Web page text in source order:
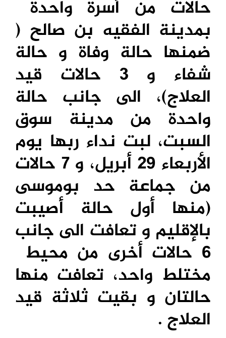
حالات من أسرة واحدة
بمدينة الفقيه بن صالح (
ضمنها حالة وفاة و حالة
شفاء و 3 حالات قيد
العلاج)، الى جانب حالة
واحدة من مدينة سوق
السبت، لبت نداء ربها يوم
الأربعاء 29 أبريل، و 7 حالات
من جماعة حد بوموسى
(منها أول حالة أصيبت
بالإقليم و تعافت الى جانب
6 حالات أخرى من محيط
مختلط واحد، تعافت منها
حالتان و بقيت ثلاثة قيد
العلاج .